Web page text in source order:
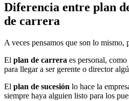
Diferencia entre plan
de carrera
A veces pensamos que son lo mismo,
El plan de carrera es personal,
para llegar a ser gerente o director
El plan de sucesión lo hace la
siempre haya alguien listo para los